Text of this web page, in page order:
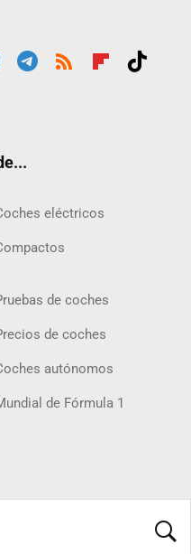
eléctricos
de coches
de coches
autónomos
de Fórmula 1